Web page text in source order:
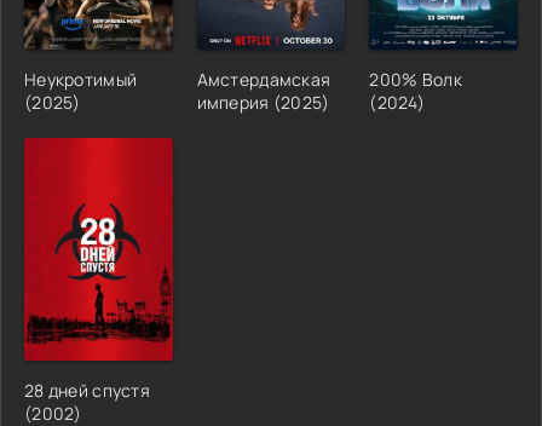
Неукротимый
(2025)
Амстердамская
империя (2025)
200% Волк
(2024)
28 дней спустя
(2002)